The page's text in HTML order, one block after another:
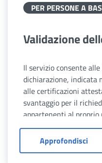
PER PERSONE A
Validazione
Il servizio consente
dichiarazione, indicata
alle certificazioni
svantaggio per il
appartenenti al proprio
Approfondisci